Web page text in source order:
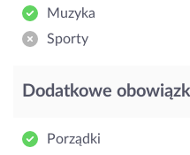
Muzyka
Sporty
Dodatkowe
Porządki